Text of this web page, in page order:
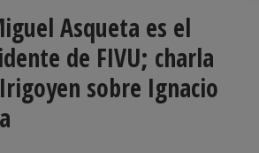
Asqueta es el
de FIVU; charla
sobre Ignacio